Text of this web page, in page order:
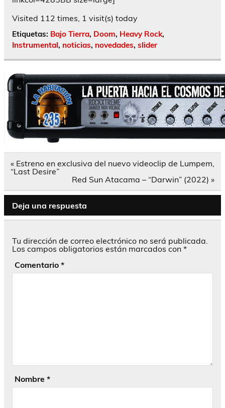
Visited 112 times, 1 visit(s) today
Etiquetas: Bajo Tierra, Doom, Heavy Rock,
Instrumental, noticias, novedades, slider
Navegación
de
« Estreno en exclusiva del nuevo videoclip de Lumpem,
“Last Desire”
Red Sun Atacama – “Darwin” (2022) »
Deja una respuesta
Tu dirección de correo electrónico no será publicada.
Los campos obligatorios están marcados con *
Comentario *
Nombre *